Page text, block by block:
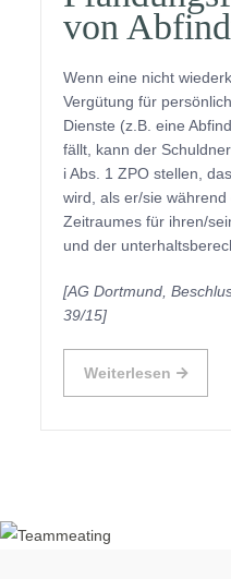
von
Wenn eine nicht
Vergütung für
Dienste (z.B. eine
fällt, kann der
i Abs. 1 ZPO stellen,
wird, als er/sie
Zeitraumes für ihren/
und der
[AG Dortmund,
39/15]
Weiterlesen